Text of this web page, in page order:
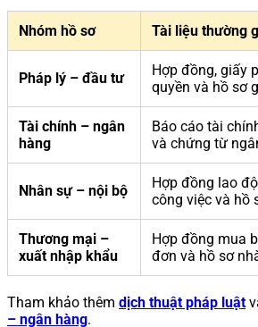
Nhóm hồ sơ Tài liệu thường
Pháp lý – đầu tư
Hợp đồng, giấy
quyền và hồ sơ
Tài chính – ngân
hàng
Báo cáo tài
và chứng từ
Nhân sự – nội bộ
Hợp đồng lao
công việc và hồ
Thương mại –
xuất nhập khẩu
Hợp đồng mua
đơn và hồ sơ
Tham khảo thêm dịch thuật pháp luật
– ngân hàng.